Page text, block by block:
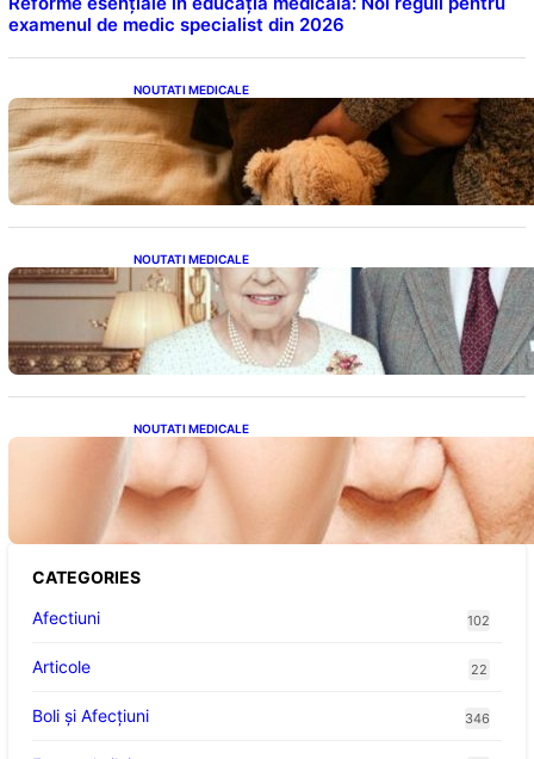
examenul de medic specialist din 2026
NOUTATI MEDICALE
Somnul Sănătos: Câte Ore Trebuie Să Dormi
în Funcție de Vârstă și Impactul Asupra
Sănătății
NOUTATI MEDICALE
Longevitatea în Rândul Celebrităților: Lecții
din Viața Prințului Philip și a Altora care Au
Fost Pe Punctul de a Împlini 100 de Ani
NOUTATI MEDICALE
Evoluția Personalității după 70 de Ani: Ce
Revelații Ne Oferă Studiile Psihologice
CATEGORIES
Afectiuni
102
Articole 22
Boli și Afecțiuni 346